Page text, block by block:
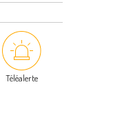
Téléalerte